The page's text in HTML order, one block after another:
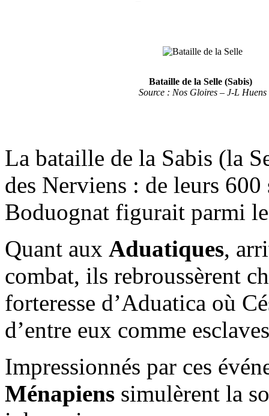
Bataille de la Selle (Sabis)
Source : Nos Gloires – J-L Huens
La bataille de la Sabis (la
des Nerviens : de leurs
Boduognat figurait parmi
Quant aux Aduatiques,
combat, ils rebroussèrent
forteresse d’Aduatica où
d’entre eux comme esclaves
Impressionnés par ces
Ménapiens simulèrent la